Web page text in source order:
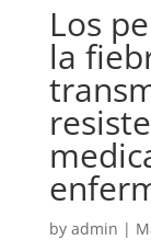
Los
la
by admin |